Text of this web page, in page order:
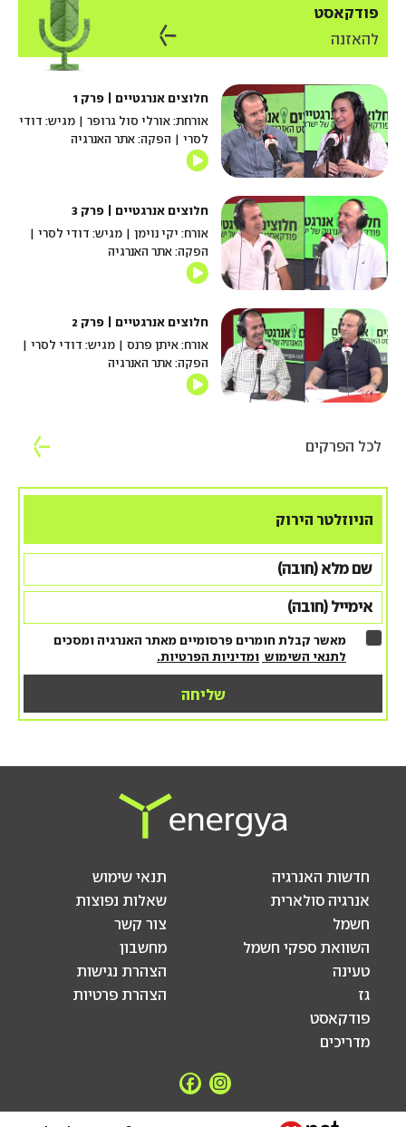
פודקאסט
להאזנה
חלוצים אנרגטיים | פרק 1
אורחת: אורלי סול גרופר | מגיש: דודי
לסרי | הפקה: אתר האנרגיה
חלוצים אנרגטיים | פרק 3
אורח: יקי נוימן | מגיש: דודי לסרי |
הפקה: אתר האנרגיה
חלוצים אנרגטיים | פרק 2
אורח: איתן פרנס | מגיש: דודי לסרי |
הפקה: אתר האנרגיה
לכל הפרקים
הניוזלטר הירוק
מאשר קבלת חומרים פרסומיים מאתר האנרגיה ומסכים
לתנאי השימוש ומדיניות הפרטיות.
חדשות האנרגיה
אנרגיה סולארית
חשמל
השוואת ספקי חשמל
טעינה
גז
פודקאסט
מדריכים
תנאי שימוש
שאלות נפוצות
צור קשר
מחשבון
הצהרת נגישות
הצהרת פרטיות